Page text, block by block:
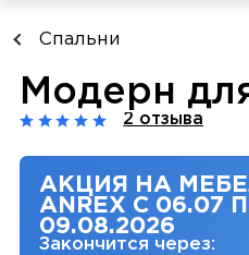
Спальни
Модерн
2 отзыва
АКЦИЯ НА
ANREX С 06.07
09.08.2026
Закончится через: